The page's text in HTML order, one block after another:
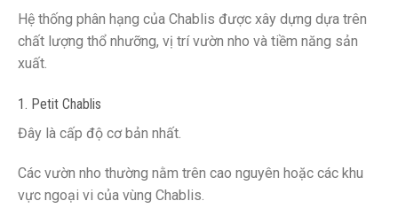
Hệ thống phân hạng của Chablis được xây dựng dựa trên
chất lượng thổ nhưỡng, vị trí vườn nho và tiềm năng sản
xuất.
1. Petit Chablis
Đây là cấp độ cơ bản nhất.
Các vườn nho thường nằm trên cao nguyên hoặc các khu
vực ngoại vi của vùng Chablis.